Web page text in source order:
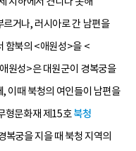
거나, 러시아로 간 남편을
함북의 <애원성>을 <
원성>은 대원군이 경복궁을
이때 북청의 여인들이 남편을
형문화재 제15호북청
복궁을 지을 때 북청 지역의